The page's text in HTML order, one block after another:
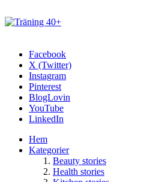
Facebook
X (Twitter)
Instagram
Pinterest
BlogLovin
YouTube
LinkedIn
Hem
Kategorier
Beauty stories
Health stories